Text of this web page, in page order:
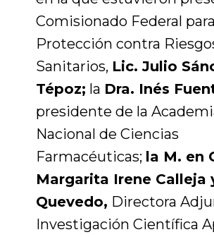
Comisionado Federal
Protección contra
Sanitarios, Lic. Julio
Tépoz; la Dra. Inés
presidente de la
Nacional de Ciencias
Farmacéuticas; la M. en
Margarita Irene Calleja
Quevedo, Directora
Investigación Científica